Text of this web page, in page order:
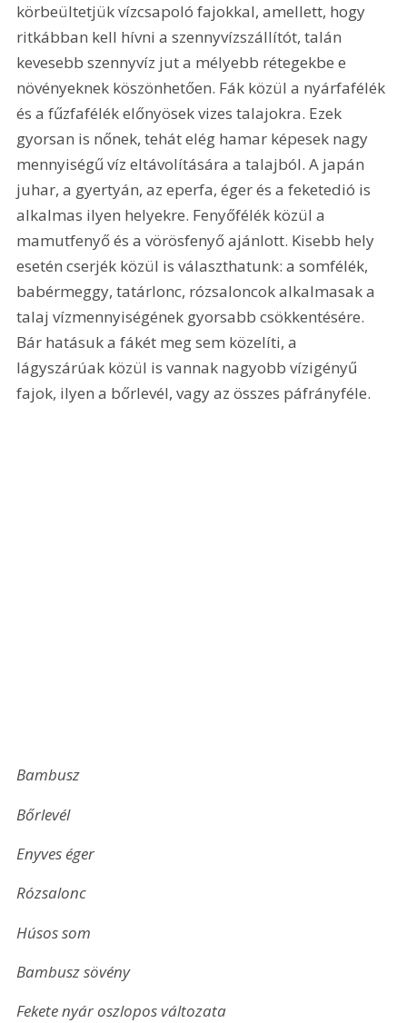
körbeültetjük vízcsapoló fajokkal, amellett, hogy
ritkábban kell hívni a szennyvízszállítót, talán
kevesebb szennyvíz jut a mélyebb rétegekbe e
növényeknek köszönhetően. Fák közül a nyárfafélék
és a fűzfafélék előnyösek vizes talajokra. Ezek
gyorsan is nőnek, tehát elég hamar képesek nagy
mennyiségű víz eltávolítására a talajból. A japán
juhar, a gyertyán, az eperfa, éger és a feketedió is
alkalmas ilyen helyekre. Fenyőfélék közül a
mamutfenyő és a vörösfenyő ajánlott. Kisebb hely
esetén cserjék közül is választhatunk: a somfélék,
babérmeggy, tatárlonc, rózsaloncok alkalmasak a
talaj vízmennyiségének gyorsabb csökkentésére.
Bár hatásuk a fákét meg sem közelíti, a
lágyszárúak közül is vannak nagyobb vízigényű
fajok, ilyen a bőrlevél, vagy az összes páfrányféle.
Bambusz
Bőrlevél
Enyves éger
Rózsalonc
Húsos som
Bambusz sövény
Fekete nyár oszlopos változata